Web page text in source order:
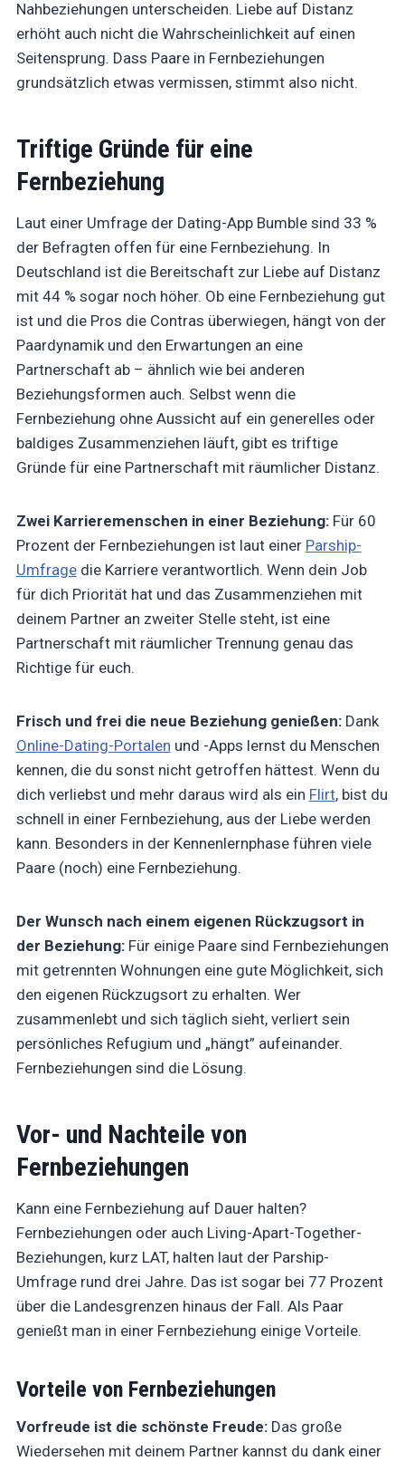
Nahbeziehungen unterscheiden. Liebe auf Distanz
erhöht auch nicht die Wahrscheinlichkeit auf einen
Seitensprung. Dass Paare in Fernbeziehungen
grundsätzlich etwas vermissen, stimmt also nicht.
Triftige Gründe für eine
Fernbeziehung
Laut einer Umfrage der Dating-App Bumble sind 33 %
der Befragten offen für eine Fernbeziehung. In
Deutschland ist die Bereitschaft zur Liebe auf Distanz
mit 44 % sogar noch höher. Ob eine Fernbeziehung gut
ist und die Pros die Contras überwiegen, hängt von der
Paardynamik und den Erwartungen an eine
Partnerschaft ab – ähnlich wie bei anderen
Beziehungsformen auch. Selbst wenn die
Fernbeziehung ohne Aussicht auf ein generelles oder
baldiges Zusammenziehen läuft, gibt es triftige
Gründe für eine Partnerschaft mit räumlicher Distanz.
Zwei Karrieremenschen in einer Beziehung: Für 60
Prozent der Fernbeziehungen ist laut einer Parship-
Umfragedie Karriere verantwortlich. Wenn dein Job
für dich Priorität hat und das Zusammenziehen mit
deinem Partner an zweiter Stelle steht, ist eine
Partnerschaft mit räumlicher Trennung genau das
Richtige für euch.
Frisch und frei die neue Beziehung genießen:Dank
Online-Dating-Portalen und -Apps lernst du Menschen
kennen, die du sonst nicht getroffen hättest. Wenn du
dich verliebst und mehr daraus wird als ein Flirt, bist du
schnell in einer Fernbeziehung, aus der Liebe werden
kann. Besonders in der Kennenlernphase führen viele
Paare (noch) eine Fernbeziehung.
Der Wunsch nach einem eigenen Rückzugsort in
der Beziehung: Für einige Paare sind Fernbeziehungen
mit getrennten Wohnungen eine gute Möglichkeit, sich
den eigenen Rückzugsort zu erhalten. Wer
zusammenlebt und sich täglich sieht, verliert sein
persönliches Refugium und „hängt” aufeinander.
Fernbeziehungen sind die Lösung.
Vor- und Nachteile von
Fernbeziehungen
Kann eine Fernbeziehung auf Dauer halten?
Fernbeziehungen oder auch Living-Apart-Together-
Beziehungen, kurz LAT, halten laut der Parship-
Umfrage rund drei Jahre. Das ist sogar bei 77 Prozent
über die Landesgrenzen hinaus der Fall. Als Paar
genießt man in einer Fernbeziehung einige Vorteile.
Vorteile von Fernbeziehungen
Vorfreude ist die schönste Freude: Das große
Wiedersehen mit deinem Partner kannst du dank einer